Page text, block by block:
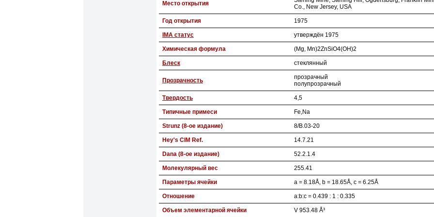
Место открытия
Co., New Jersey, USA
Год открытия 1975
IMA статус утверждён 1975
Химическая формула (Mg, Mn)2ZnSiO4(OH)2
Блеск стеклянный
Прозрачность
прозрачный
полупрозрачный
Твердость 4,5
Типичные примеси Fe,Na
Strunz (8-ое издание) 8/B.03-20
Hey's CIM Ref. 14.7.21
Dana (8-ое издание) 52.2.1.4
Молекулярный вес 255.41
Параметры ячейки a = 8.18Å, b = 18.65Å, c = 6.25Å
Отношение a:b:c = 0.439 : 1 : 0.335
Объем элементарной ячейки V 953.48 Å³